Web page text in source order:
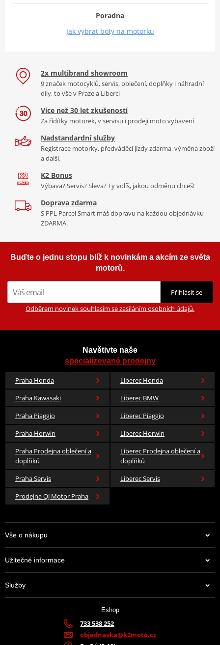
Poradna
Jak vybrat boty na motorku
2x multibrand showroom
9 značek motocyklů, servis, oblečení, doplňky i náhradní
díly, to vše v Praze a Liberci
Více než 30 let zkušeností
Za řídítky motorek, v servisu i prodeji moto vybavení
Nadstandardní služby
Registrace motorky, předváděcí jízdy zdarma, výměna zboží
a další.
K2 Bonus
Výbava? Servis? Sleva? Ty volíš, jakou odměnu chceš!
Doprava zdarma
S PPL Parcel Smart máš dopravu na každou objednávku
ZDARMA.
Buďte o jednu stopu blíž k novinkám a akcím ze světa
motorů.
Přihlásit se
Odběrem novinek souhlasím se zasíláním osobních údajů.
Navštivte naše
specializované prodejny
Praha Honda
Liberec Honda
Praha Kawasaki
Liberec BMW
Praha Piaggio
Liberec Piaggio
Praha Horwin
Liberec Horwin
Praha Prodejna oblečení a
doplňků
Liberec Prodejna oblečení a
doplňků
Praha Servis
Liberec Servis
Prodejna QJ Motor Praha
Vše o nákupu
Užitečné informace
Služby
Eshop
733 538 252
objednavka@k2moto.cz